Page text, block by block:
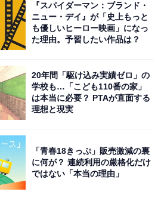
『スパイダーマン：ブランド・
ニュー・デイ』が「史上もっと
も優しいヒーロー映画」になっ
た理由。予習したい作品は？
20年間「駆け込み実績ゼロ」の
学校も…「こども110番の家」
は本当に必要？ PTAが直面する
理想と現実
「青春18きっぷ」販売激減の裏
に何が？ 連続利用の厳格化だけ
ではない「本当の理由」